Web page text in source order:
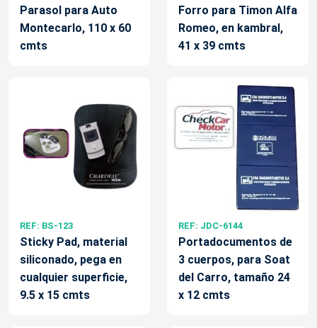
Parasol para Auto
Montecarlo, 110 x 60
cmts
Forro para Timon Alfa
Romeo, en kambral,
41 x 39 cmts
REF: BS-123
Sticky Pad, material
siliconado, pega en
cualquier superficie,
9.5 x 15 cmts
REF: JDC-6144
Portadocumentos de
3 cuerpos, para Soat
del Carro, tamaño 24
x 12 cmts